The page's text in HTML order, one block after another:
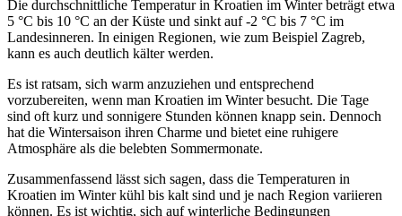
Die durchschnittliche Temperatur in Kroatien im Winter beträgt etwa
5 °C bis 10 °C an der Küste und sinkt auf -2 °C bis 7 °C im
Landesinneren. In einigen Regionen, wie zum Beispiel Zagreb,
kann es auch deutlich kälter werden.
Es ist ratsam, sich warm anzuziehen und entsprechend
vorzubereiten, wenn man Kroatien im Winter besucht. Die Tage
sind oft kurz und sonnigere Stunden können knapp sein. Dennoch
hat die Wintersaison ihren Charme und bietet eine ruhigere
Atmosphäre als die belebten Sommermonate.
Zusammenfassend lässt sich sagen, dass die Temperaturen in
Kroatien im Winter kühl bis kalt sind und je nach Region variieren
können. Es ist wichtig, sich auf winterliche Bedingungen